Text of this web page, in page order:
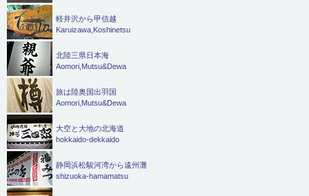
軽井沢から甲信越
Karuizawa,Koshinetsu
北陸三県日本海
Aomori,Mutsu&Dewa
旅は陸奥国出羽国
Aomori,Mutsu&Dewa
大空と大地の北海道
hokkaido-dekkaido
静岡浜松駿河湾から遠州灘
shizuoka-hamamatsu